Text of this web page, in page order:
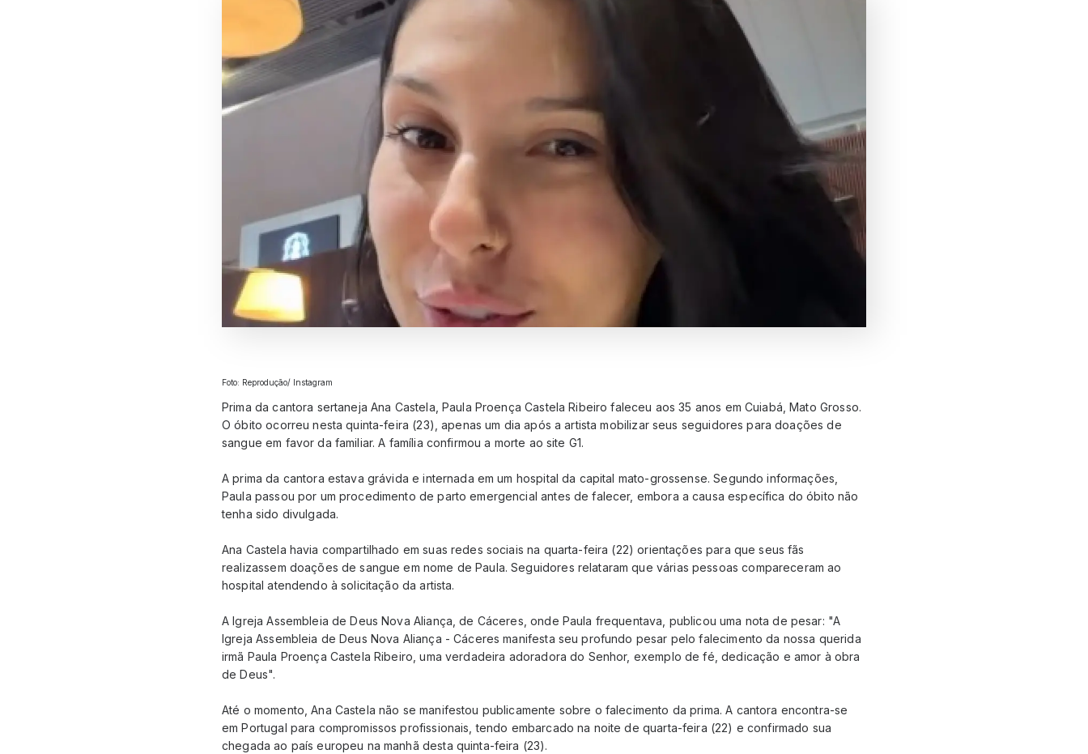
Foto: Reprodução/ Instagram
Prima da cantora sertaneja Ana Castela, Paula Proença Castela Ribeiro faleceu aos 35 anos em Cuiabá, Mato Grosso.
O óbito ocorreu nesta quinta-feira (23), apenas um dia após a artista mobilizar seus seguidores para doações de
sangue em favor da familiar. A família confirmou a morte ao site G1.
A prima da cantora estava grávida e internada em um hospital da capital mato-grossense. Segundo informações,
Paula passou por um procedimento de parto emergencial antes de falecer, embora a causa específica do óbito não
tenha sido divulgada.
Ana Castela havia compartilhado em suas redes sociais na quarta-feira (22) orientações para que seus fãs
realizassem doações de sangue em nome de Paula. Seguidores relataram que várias pessoas compareceram ao
hospital atendendo à solicitação da artista.
A Igreja Assembleia de Deus Nova Aliança, de Cáceres, onde Paula frequentava, publicou uma nota de pesar: "A
Igreja Assembleia de Deus Nova Aliança - Cáceres manifesta seu profundo pesar pelo falecimento da nossa querida
irmã Paula Proença Castela Ribeiro, uma verdadeira adoradora do Senhor, exemplo de fé, dedicação e amor à obra
de Deus".
Até o momento, Ana Castela não se manifestou publicamente sobre o falecimento da prima. A cantora encontra-se
em Portugal para compromissos profissionais, tendo embarcado na noite de quarta-feira (22) e confirmado sua
chegada ao país europeu na manhã desta quinta-feira (23).